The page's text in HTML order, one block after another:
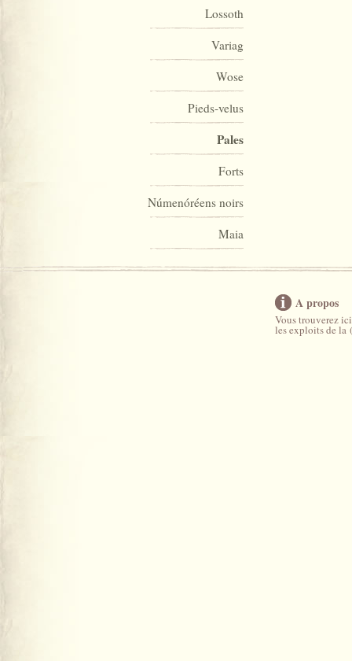
Lossoth
Variag
Wose
Pieds-velus
Pales
Forts
Númenóréens noirs
Maia
A propos
Vous trouverez
les exploits de